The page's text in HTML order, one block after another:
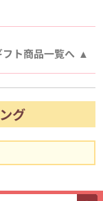
ト商品一覧へ
グ